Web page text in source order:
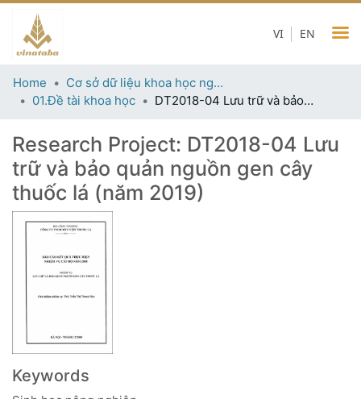
EN
VI
Home
Cơ sở dữ liệu khoa học ngành thuốc lá
01.Đề tài khoa học
DT2018-04 Lưu trữ và bảo quản nguồn gen cây thuốc lá (năm 2019)
Research Project: DT2018-04 Lưu
trữ và bảo quản nguồn gen cây
thuốc lá (năm 2019)
Keywords